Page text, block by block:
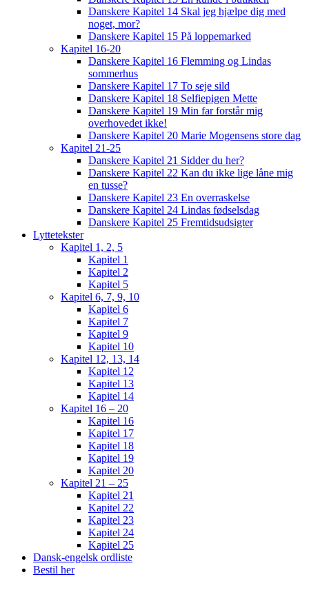
Danskere Kapitel 14 Skal jeg hjælpe dig med
noget, mor?
Danskere Kapitel 15 På loppemarked
Kapitel 16-20
Danskere Kapitel 16 Flemming og Lindas
sommerhus
Danskere Kapitel 17 To seje sild
Danskere Kapitel 18 Selfiepigen Mette
Danskere Kapitel 19 Min far forstår mig
overhovedet ikke!
Danskere Kapitel 20 Marie Mogensens store dag
Kapitel 21-25
Danskere Kapitel 21 Sidder du her?
Danskere Kapitel 22 Kan du ikke lige låne mig
en tusse?
Danskere Kapitel 23 En overraskelse
Danskere Kapitel 24 Lindas fødselsdag
Danskere Kapitel 25 Fremtidsudsigter
Lyttetekster
Kapitel 1, 2, 5
Kapitel 1
Kapitel 2
Kapitel 5
Kapitel 6, 7, 9, 10
Kapitel 6
Kapitel 7
Kapitel 9
Kapitel 10
Kapitel 12, 13, 14
Kapitel 12
Kapitel 13
Kapitel 14
Kapitel 16 – 20
Kapitel 16
Kapitel 17
Kapitel 18
Kapitel 19
Kapitel 20
Kapitel 21 – 25
Kapitel 21
Kapitel 22
Kapitel 23
Kapitel 24
Kapitel 25
Dansk-engelsk ordliste
Bestil her